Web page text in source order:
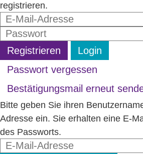
registrieren.
Registrieren
Login
Passwort vergessen
Bestätigungsmail erneut
Bitte geben Sie ihren
Adresse ein. Sie erhalten eine E-
des Passworts.